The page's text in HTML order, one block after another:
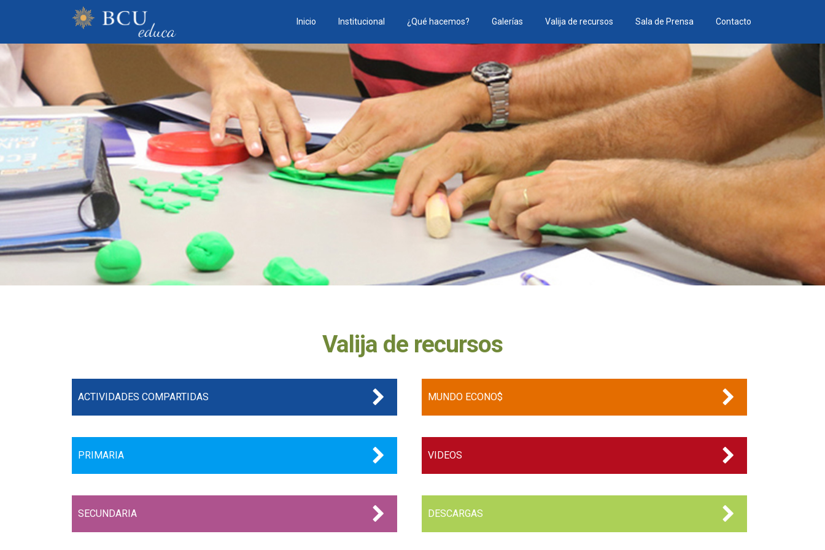
Inicio Institucional ¿Qué hacemos? Galerías Valija de recursos Sala de Prensa Contacto
Valija de recursos
ACTIVIDADES COMPARTIDAS
PRIMARIA
SECUNDARIA
MUNDO ECONO$
VIDEOS
DESCARGAS